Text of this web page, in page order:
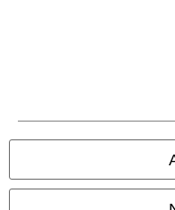
Alle priser inkluderer moms
© 1986-2026 E.M.P.